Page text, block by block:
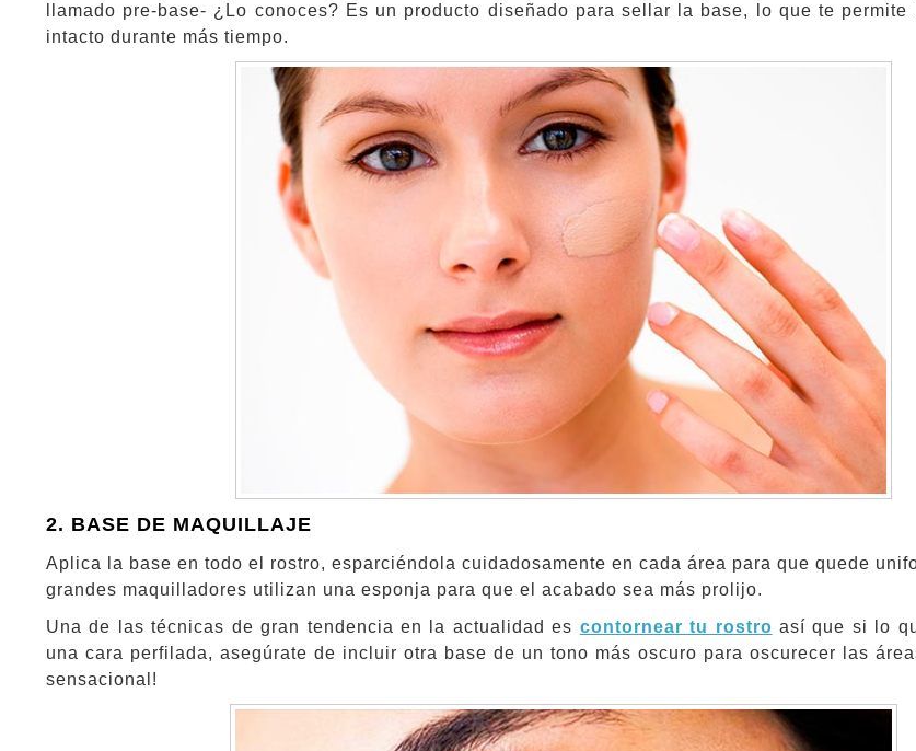
llamado pre-base- ¿Lo conoces? Es un producto diseñado para sellar la base, lo que te
intacto durante más tiempo.
2. BASE DE MAQUILLAJE
Aplica la base en todo el rostro, esparciéndola cuidadosamente en cada área para que quede
grandes maquilladores utilizan una esponja para que el acabado sea más prolijo.
Una de las técnicas de gran tendencia en la actualidad es contornear tu rostro así que si lo
una cara perfilada, asegúrate de incluir otra base de un tono más oscuro para oscurecer las
sensacional!